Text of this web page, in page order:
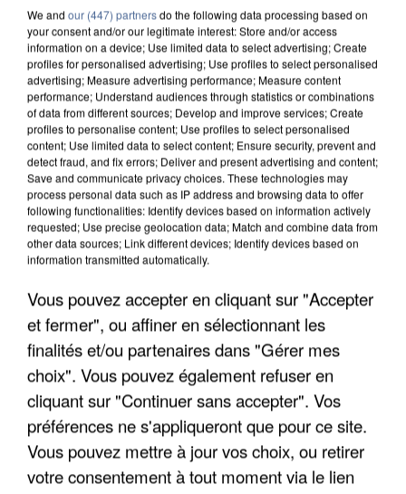
MAFIA INTERPELLÉ EN ALGÉRIE
We and our (447) partnersdo the following data processing based on
your consent and/or our legitimate interest: Store and/or access
information on a device; Use limited data to select advertising; Create
profiles for personalised advertising; Use profiles to select personalised
advertising; Measure advertising performance; Measure content
performance; Understand audiences through statistics or combinations
of data from different sources; Develop and improve services; Create
profiles to personalise content; Use profiles to select personalised
content; Use limited data to select content; Ensure security, prevent and
detect fraud, and fix errors; Deliver and present advertising and content;
Save and communicate privacy choices. These technologies may
process personal data such as IP address and browsing data to offer
following functionalities: Identify devices based on information actively
requested; Use precise geolocation data; Match and combine data from
other data sources; Link different devices; Identify devices based on
information transmitted automatically.
Vous pouvez accepter en cliquant sur "Accepter
et fermer", ou affiner en sélectionnant les
finalités et/ou partenaires dans "Gérer mes
choix". Vous pouvez également refuser en
cliquant sur "Continuer sans accepter". Vos
préférences ne s'appliqueront que pour ce site.
Vous pouvez mettre à jour vos choix, ou retirer
votre consentement à tout moment via le lien